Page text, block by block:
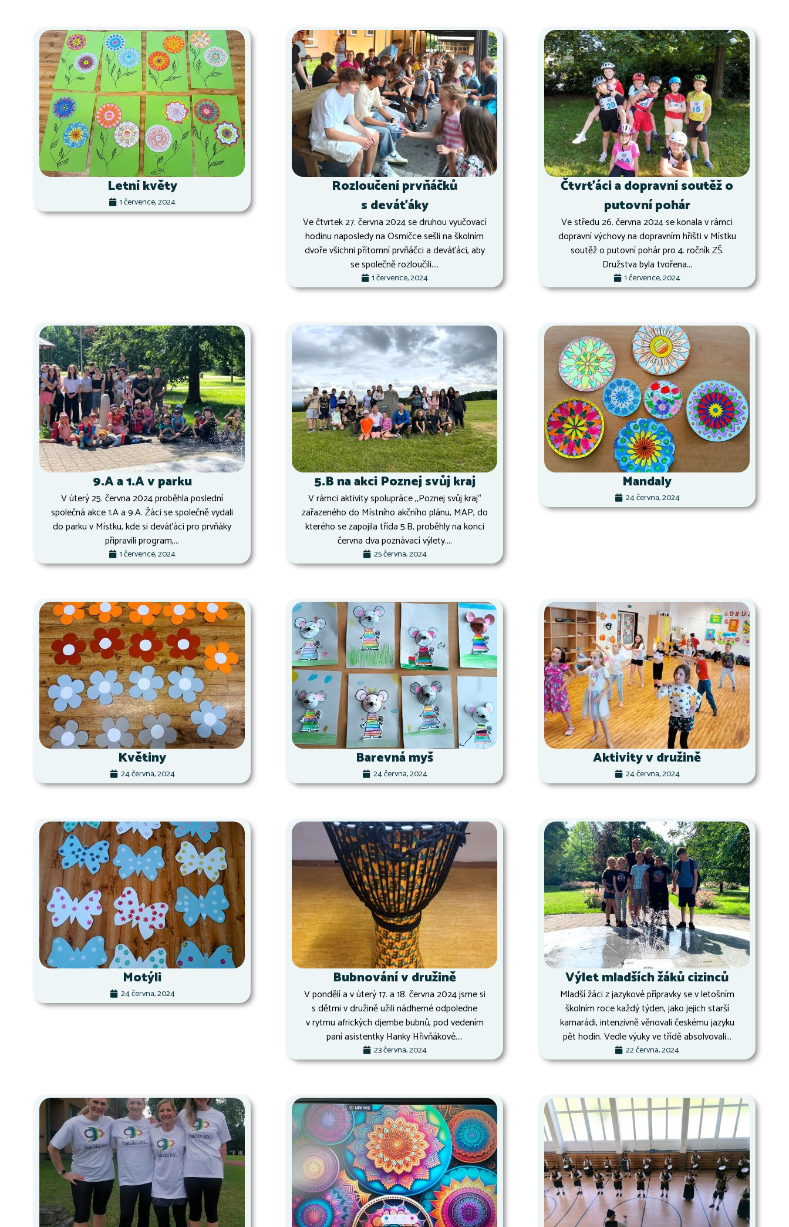
Letní květy
1 července, 2024
Rozloučení prvňáčků
s deváťáky
Ve čtvrtek 27. června 2024 se druhou vyučovací
hodinu naposledy na Osmičce sešli na školním
dvoře všichni přítomní prvňáčci a deváťáci, aby
se společně rozloučili....
1 července, 2024
Čtvrťáci a dopravní soutěž o
putovní pohár
Ve středu 26. června 2024 se konala v rámci
dopravní výchovy na dopravním hřišti v Místku
soutěž o putovní pohár pro 4. ročník ZŠ.
Družstva byla tvořena...
1 července, 2024
9.A a 1.A v parku
V úterý 25. června 2024 proběhla poslední
společná akce 1.A a 9.A. Žáci se společně vydali
do parku v Místku, kde si deváťáci pro prvňáky
připravili program,...
1 července, 2024
5.B na akci Poznej svůj kraj
V rámci aktivity spolupráce ,,Poznej svůj kraj“
zařazeného do Místního akčního plánu, MAP, do
kterého se zapojila třída 5.B, proběhly na konci
června dva poznávací výlety....
25 června, 2024
Mandaly
24 června, 2024
Květiny
24 června, 2024
Barevná myš
24 června, 2024
Aktivity v družině
24 června, 2024
Motýli
24 června, 2024
Bubnování v družině
V pondělí a v úterý 17. a 18. června 2024 jsme si
s dětmi v družině užili nádherné odpoledne
v rytmu afrických djembe bubnů, pod vedením
paní asistentky Hanky Hřivňákové....
23 června, 2024
Výlet mladších žáků cizinců
Mladší žáci z jazykové přípravky se v letošním
školním roce každý týden, jako jejich starší
kamarádi, intenzivně věnovali českému jazyku
pět hodin. Vedle výuky ve třídě absolvovali...
22 června, 2024